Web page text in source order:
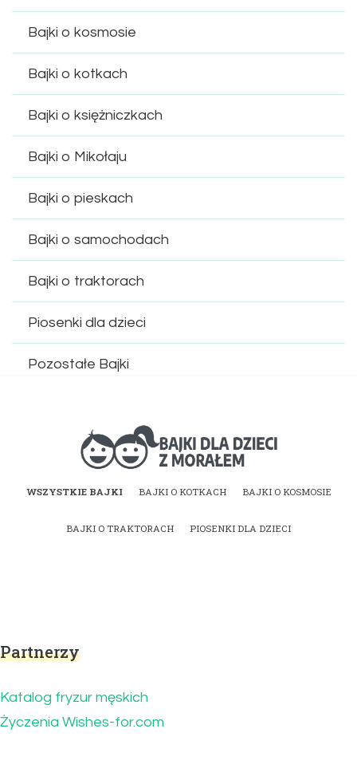
Bajki o kosmosie
Bajki o kotkach
Bajki o księżniczkach
Bajki o Mikołaju
Bajki o pieskach
Bajki o samochodach
Bajki o traktorach
Piosenki dla dzieci
Pozostałe Bajki
Bajki dla dzieci z
WSZYSTKIE BAJKI BAJKI O KOTKACH BAJKI O KOSMOSIE
BAJKI O TRAKTORACH PIOSENKI DLA DZIECI
Partnerzy
Katalog fryzur męskich
Życzenia Wishes-for.com